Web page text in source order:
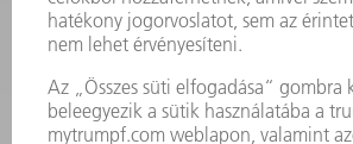
KAPCSOLAT
Szerszám
3628576045
08.00 - 16.30